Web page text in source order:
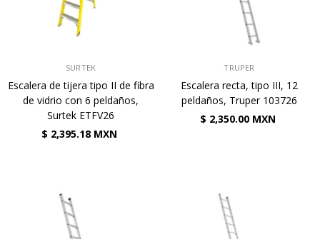
SURTEK
Escalera de tijera tipo II de fibra
de vidrio con 6 peldaños,
Surtek ETFV26
$ 2,395.18 MXN
TRUPER
Escalera recta, tipo III, 12
peldaños, Truper 103726
$ 2,350.00 MXN